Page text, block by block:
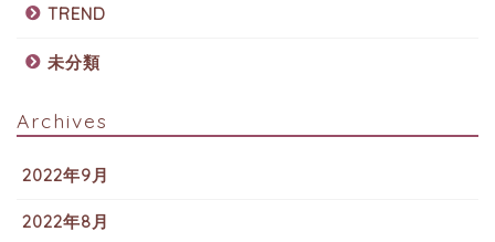
TREND
未分類
Archives
2022年9月
2022年8月